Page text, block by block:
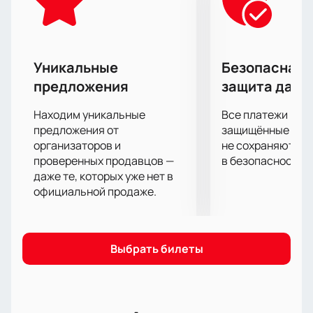
света, звука, музыки и праздничная атмосфера!
Уникальные
предложения
Находим уникальные
предложения от
организаторов и
проверенных продавцов —
даже те, которых уже нет в
официальной продаже.
Безопасная
защита
Все платежи
защищённые
не сохраняются
в безопасности.
Выбрать билеты